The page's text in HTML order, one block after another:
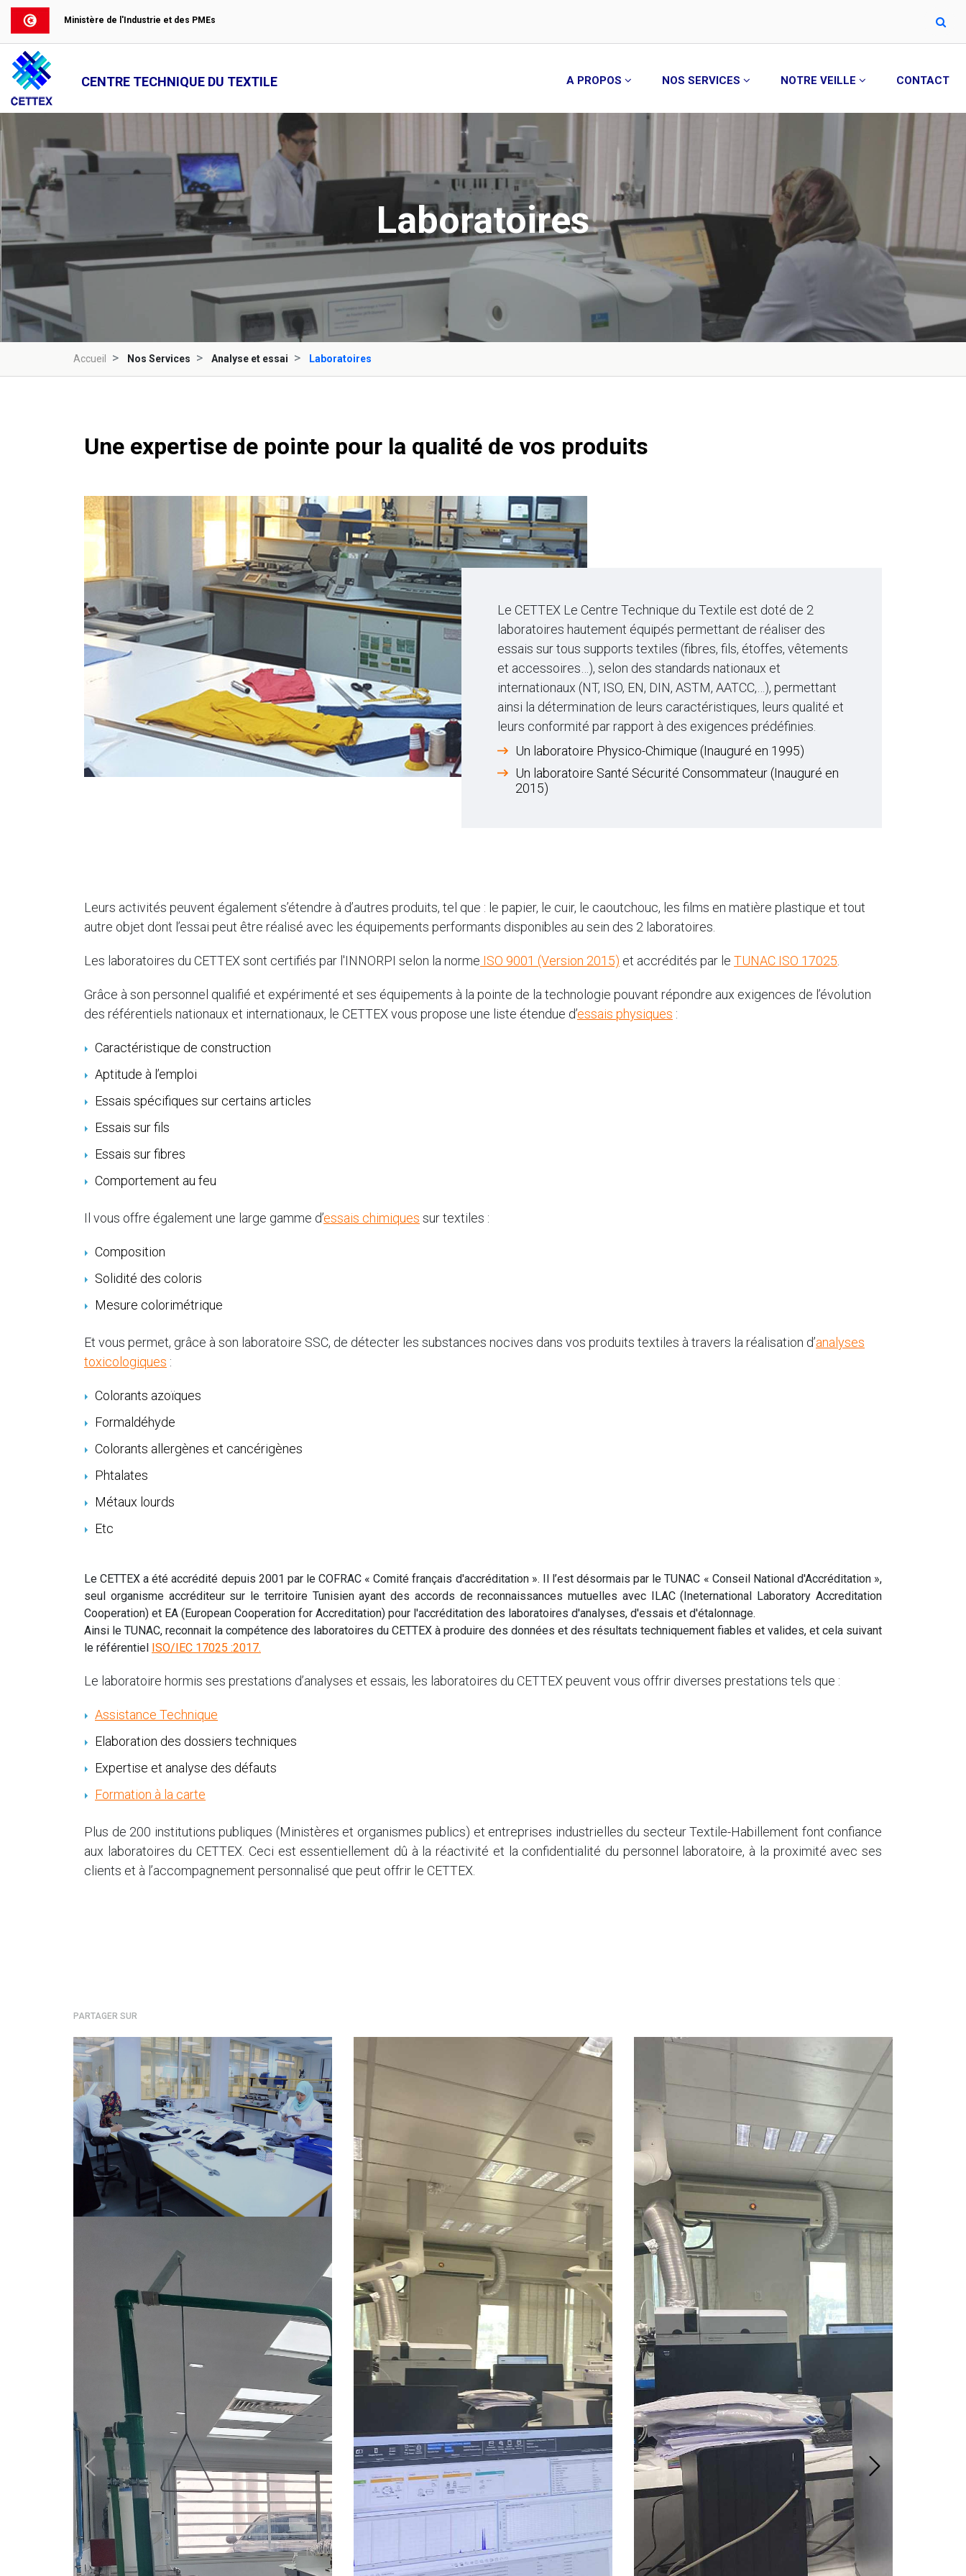
Ministère de l'Industrie et des PMEs
CENTRE TECHNIQUE DU TEXTILE A PROPOS NOS SERVICES NOTRE VEILLE CONTACT
Laboratoires
Accueil Nos Services Analyse et essai Laboratoires
Une expertise de pointe pour la qualité de vos produits
Le CETTEX Le Centre Technique du Textile est doté de 2
laboratoires hautement équipés permettant de réaliser des
essais sur tous supports textiles (fibres, fils, étoffes, vêtements
et accessoires…), selon des standards nationaux et
internationaux (NT, ISO, EN, DIN, ASTM, AATCC,…), permettant
ainsi la détermination de leurs caractéristiques, leurs qualité et
leurs conformité par rapport à des exigences prédéfinies.
Un laboratoire Physico-Chimique (Inauguré en 1995)
Un laboratoire Santé Sécurité Consommateur (Inauguré en
2015)
Leurs activités peuvent également s’étendre à d’autres produits, tel que : le papier, le cuir, le caoutchouc, les films en matière plastique et tout
autre objet dont l’essai peut être réalisé avec les équipements performants disponibles au sein des 2 laboratoires.
Les laboratoires du CETTEX sont certifiés par l'INNORPI selon la norme ISO 9001 (Version 2015) et accrédités par le TUNAC ISO 17025
Grâce à son personnel qualifié et expérimenté et ses équipements à la pointe de la technologie pouvant répondre aux exigences de l’évolution
des référentiels nationaux et internationaux, le CETTEX vous propose une liste étendue d’essais physiques :
Caractéristique de construction
Aptitude à l’emploi
Essais spécifiques sur certains articles
Essais sur fils
Essais sur fibres
Comportement au feu
Il vous offre également une large gamme d’essais chimiques sur textiles :
Composition
Solidité des coloris
Mesure colorimétrique
Et vous permet, grâce à son laboratoire SSC, de détecter les substances nocives dans vos produits textiles à travers la réalisation d’analyses
toxicologiques :
Colorants azoïques
Formaldéhyde
Colorants allergènes et cancérigènes
Phtalates
Métaux lourds
Etc
Le CETTEX a été accrédité depuis 2001 par le COFRAC « Comité français d'accréditation ». Il l’est désormais par le TUNAC « Conseil National d'Accréditation »,
seul organisme accréditeur sur le territoire Tunisien ayant des accords de reconnaissances mutuelles avec ILAC (Ineternational Laboratory Accreditation
Cooperation) et EA (European Cooperation for Accreditation) pour l'accréditation des laboratoires d'analyses, d'essais et d'étalonnage.
Ainsi le TUNAC, reconnait la compétence des laboratoires du CETTEX à produire des données et des résultats techniquement fiables et valides, et cela suivant
le référentiel
ISO/IEC 17025 :2017.
Le laboratoire hormis ses prestations d’analyses et essais, les laboratoires du CETTEX peuvent vous offrir diverses prestations tels que :
Assistance Technique
Elaboration des dossiers techniques
Expertise et analyse des défauts
Formation à la carte
Plus de 200 institutions publiques (Ministères et organismes publics) et entreprises industrielles du secteur Textile-Habillement font confiance
aux laboratoires du CETTEX. Ceci est essentiellement dû à la réactivité et la confidentialité du personnel laboratoire, à la proximité avec ses
clients et à l’accompagnement personnalisé que peut offrir le CETTEX.
PARTAGER SUR